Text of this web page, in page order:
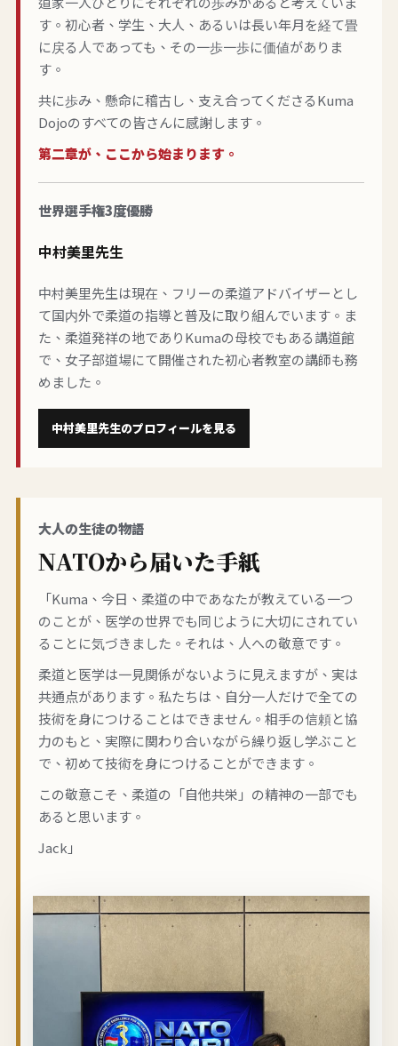
す。初心者、学生、大人、あるいは長い年月を経て畳
に戻る人であっても、その一歩一歩に価値がありま
す。
共に歩み、懸命に稽古し、支え合ってくださるKuma
Dojoのすべての皆さんに感謝します。
第二章が、ここから始まります。
世界選手権3度優勝
中村美里先生
中村美里先生は現在、フリーの柔道アドバイザーとし
て国内外で柔道の指導と普及に取り組んでいます。ま
た、柔道発祥の地でありKumaの母校でもある講道館
で、女子部道場にて開催された初心者教室の講師も務
めました。
中村美里先生のプロフィールを見る
大人の生徒の物語
NATOから届いた手紙
「Kuma、今日、柔道の中であなたが教えている一つ
のことが、医学の世界でも同じように大切にされてい
ることに気づきました。それは、人への敬意です。
柔道と医学は一見関係がないように見えますが、実は
共通点があります。私たちは、自分一人だけで全ての
技術を身につけることはできません。相手の信頼と協
力のもと、実際に関わり合いながら繰り返し学ぶこと
で、初めて技術を身につけることができます。
この敬意こそ、柔道の「自他共栄」の精神の一部でも
あると思います。
Jack」